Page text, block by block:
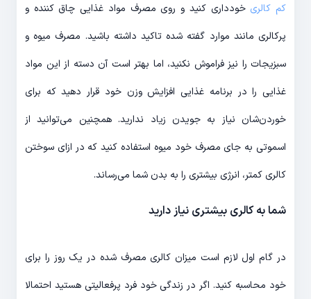
کم کالری خودداری کنید و روی مصرف مواد غذایی چاق کننده و
پرکالری مانند موارد گفته شده تاکید داشته باشید. مصرف میوه و
سبزیجات را نیز فراموش نکنید، اما بهتر است آن دسته از این مواد
غذایی را در برنامه غذایی افزایش وزن خود قرار دهید که برای
خوردن‌شان نیاز به جویدن زیاد ندارید. همچنین می‌توانید از
اسموتی به جای مصرف خود میوه استفاده کنید که در ازای سوختن
کالری کمتر، انرژی بیشتری را به بدن شما می‌رساند.
شما به کالری بیشتری نیاز دارید
در گام اول لازم است میزان کالری مصرف شده در یک روز را برای
خود محاسبه کنید. اگر در زندگی خود فرد پرفعالیتی هستید احتمالا